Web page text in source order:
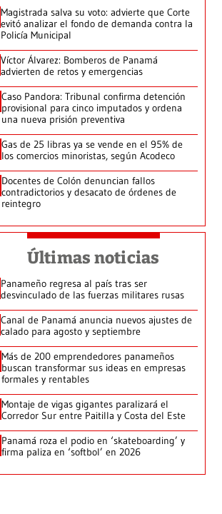
Magistrada salva su voto: advierte que Corte
evitó analizar el fondo de demanda contra la
Policía Municipal
Víctor Álvarez: Bomberos de Panamá
advierten de retos y emergencias
Caso Pandora: Tribunal confirma detención
provisional para cinco imputados y ordena
una nueva prisión preventiva
Gas de 25 libras ya se vende en el 95% de
los comercios minoristas, según Acodeco
Docentes de Colón denuncian fallos
contradictorios y desacato de órdenes de
reintegro
Últimas noticias
Panameño regresa al país tras ser
desvinculado de las fuerzas militares rusas
Canal de Panamá anuncia nuevos ajustes de
calado para agosto y septiembre
Más de 200 emprendedores panameños
buscan transformar sus ideas en empresas
formales y rentables
Montaje de vigas gigantes paralizará el
Corredor Sur entre Paitilla y Costa del Este
Panamá roza el podio en ‘skateboarding’ y
firma paliza en ‘softbol’ en 2026